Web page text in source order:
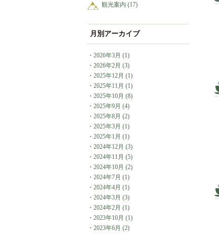
観光案内 (17)
月別アーカイブ
・ 2026年3月 (1)
・ 2026年2月 (3)
・ 2025年12月 (1)
・ 2025年11月 (1)
・ 2025年10月 (8)
・ 2025年9月 (4)
・ 2025年8月 (2)
・ 2025年3月 (1)
・ 2025年1月 (1)
・ 2024年12月 (3)
・ 2024年11月 (5)
・ 2024年10月 (2)
・ 2024年7月 (1)
・ 2024年4月 (1)
・ 2024年3月 (3)
・ 2024年2月 (1)
・ 2023年10月 (1)
・ 2023年6月 (2)